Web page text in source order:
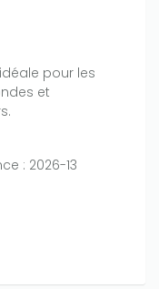
pour les
et
: 2026-13